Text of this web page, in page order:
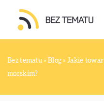
Bez tematu » Blog »Jakie
morskim?